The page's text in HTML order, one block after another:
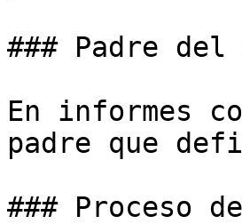
### Padre
En informes
padre que
### Proceso